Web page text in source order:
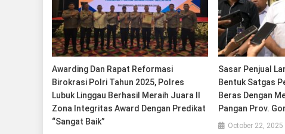
Awarding Dan Rapat Reformasi
Birokrasi Polri Tahun 2025, Polres
Lubuk Linggau Berhasil Meraih Juara II
Zona Integritas Award Dengan Predikat
“Sangat Baik”
Sasar Penjual
Bentuk Satgas
Beras Dengan
Pangan Prov.
October 22, 2025